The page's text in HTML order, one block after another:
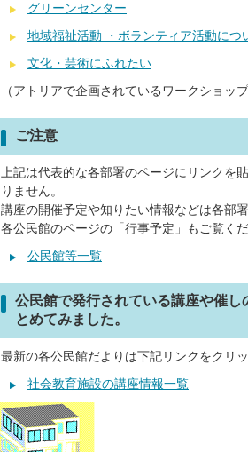
グリーンセンター
地域福祉活動 ・ボランティア活動につ
文化・芸術にふれたい
（アトリアで企画されているワークショッ
ご注意
上記は代表的な各部署のページにリンクを
りません。
講座の開催予定や知りたい情報などは各部
各公民館のページの「行事予定」もご覧くだ
公民館等一覧
公民館で発行されている講座や催
とめてみました。
最新の各公民館だよりは下記リンクをクリ
社会教育施設の講座情報一覧